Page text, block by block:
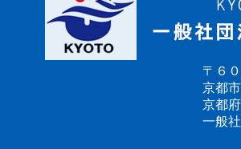
〒６
京都
京都
一般